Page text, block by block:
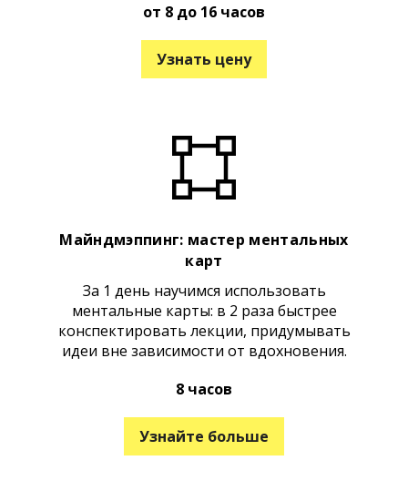
от 8 до 16 часов
Узнать цену
Майндмэппинг: мастер ментальных
карт
За 1 день научимся использовать
ментальные карты: в 2 раза быстрее
конспектировать лекции, придумывать
идеи вне зависимости от вдохновения.
8 часов
Узнайте больше